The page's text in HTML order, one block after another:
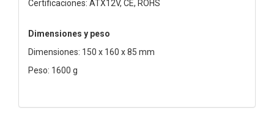
Certificaciones: ATX12V, CE, ROHS
Dimensiones y peso
Dimensiones: 150 x 160 x 85 mm
Peso: 1600 g